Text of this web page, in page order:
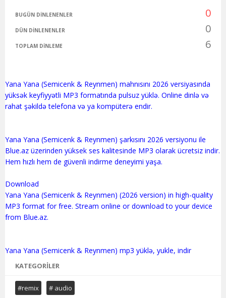
BUGÜN DINLENENLER 0
DÜN DINLENENLER 0
TOPLAM DINLEME 6
Yana Yana (Semicenk & Reynmen) mahnısını 2026 versiyasında
yüksək keyfiyyətli MP3 formatında pulsuz yüklə. Online dinlə və
rahat şəkildə telefona və ya kompüterə endir.
Yana Yana (Semicenk & Reynmen) şarkısını 2026 versiyonu ile
Blue.az üzerinden yüksek ses kalitesinde MP3 olarak ücretsiz indir.
Hem hızlı hem de güvenli indirme deneyimi yaşa.
Download
Yana Yana (Semicenk & Reynmen) (2026 version) in high-quality
MP3 format for free. Stream online or download to your device
from Blue.az.
KATEGORILER
#remix # audio